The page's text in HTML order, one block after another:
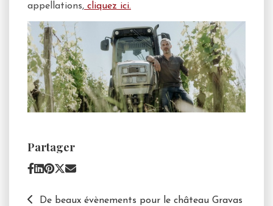
appellations, cliquez ici.
Partager
De beaux évènements pour le château Gravas